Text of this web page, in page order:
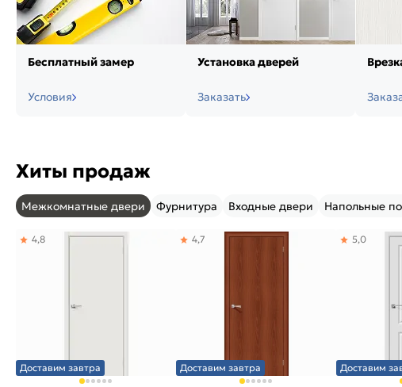
Бесплатный замер
Условия
Установка дверей
Заказать
Хиты продаж
Межкомнатные двери Фурнитура Входные двери Напольные
Доставим завтра
4,8
Доставим завтра
4,7
Доставим
5,0